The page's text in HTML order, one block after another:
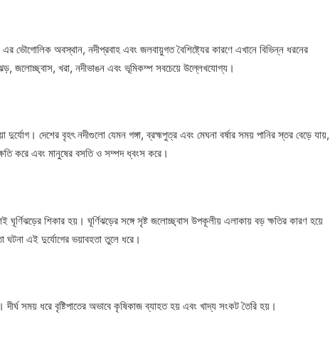
ভৌগোলিক অবস্থান, নদীপ্রবাহ এবং জলবায়ুগত বৈশিষ্ট্যের কারণে এখানে বিভিন্ন ধরনের
জলোচ্ছ্বাস, খরা, নদীভাঙন এবং ভূমিকম্প সবচেয়ে উল্লেখযোগ্য।
দুর্যোগ। দেশের বৃহৎ নদীগুলো যেমন গঙ্গা, ব্রহ্মপুত্র এবং মেঘনা বর্ষার সময় পানির স্তর বেড়ে যায়,
করে এবং মানুষের বসতি ও সম্পদ ধ্বংস করে।
ঘূর্ণিঝড়ের শিকার হয়। ঘূর্ণিঝড়ের সঙ্গে সৃষ্ট জলোচ্ছ্বাস উপকূলীয় এলাকায় বড় ক্ষতির কারণ হয়ে
এই দুর্যোগের ভয়াবহতা তুলে ধরে।
সময় ধরে বৃষ্টিপাতের অভাবে কৃষিকাজ ব্যাহত হয় এবং খাদ্য সংকট তৈরি হয়।